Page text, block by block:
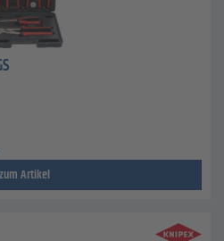
zum Artikel